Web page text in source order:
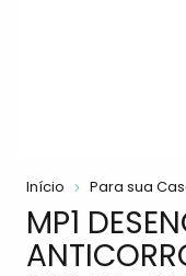
Início Para sua
MP1